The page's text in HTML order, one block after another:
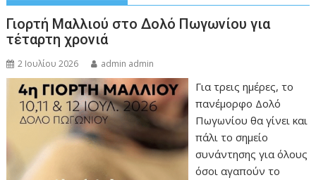
Γιορτή Μαλλιού στο Δολό Πωγωνίου για
τέταρτη χρονιά
2 Ιουλίου 2026 admin admin
Για τρεις ημέρες, το
πανέμορφο Δολό
Πωγωνίου θα γίνει και
πάλι το σημείο
συνάντησης για όλους
όσοι αγαπούν το